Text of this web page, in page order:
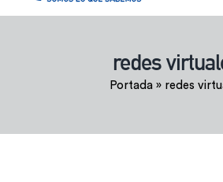
Comprar ahora
redes
Portada » redes